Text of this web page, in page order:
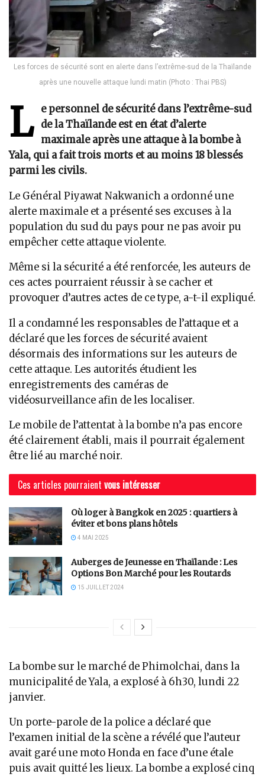
Les forces de sécurité sont en alerte dans l’extrême-sud de la Thaïlande
après une nouvelle attaque lundi matin (Photo : Thai PBS)
L
e personnel de sécurité dans l’extrême-sud
de la Thaïlande est en état d’alerte
maximale après une attaque à la bombe à
Yala, qui a fait trois morts et au moins 18 blessés
parmi les civils.
Le Général Piyawat Nakwanich a ordonné une
alerte maximale et a présenté ses excuses à la
population du sud du pays pour ne pas avoir pu
empêcher cette attaque violente.
Même si la sécurité a été renforcée, les auteurs de
ces actes pourraient réussir à se cacher et
provoquer d’autres actes de ce type, a-t-il expliqué.
Il a condamné les responsables de l’attaque et a
déclaré que les forces de sécurité avaient
désormais des informations sur les auteurs de
cette attaque. Les autorités étudient les
enregistrements des caméras de
vidéosurveillance afin de les localiser.
Le mobile de l’attentat à la bombe n’a pas encore
été clairement établi, mais il pourrait également
être lié au marché noir.
Ces articles pourraient vous intéresser
Où loger à Bangkok en 2025 : quartiers à
éviter et bons plans hôtels
4 MAI 2025
Auberges de Jeunesse en Thaïlande : Les
Options Bon Marché pour les Routards
15 JUILLET 2024
La bombe sur le marché de Phimolchai, dans la
municipalité de Yala, a explosé à 6h30, lundi 22
janvier.
Un porte-parole de la police a déclaré que
l’examen initial de la scène a révélé que l’auteur
avait garé une moto Honda en face d’une étale
puis avait quitté les lieux. La bombe a explosé cinq